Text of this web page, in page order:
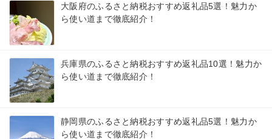
大阪府のふるさと納税おすすめ返礼品5選！魅力か
ら使い道まで徹底紹介！
兵庫県のふるさと納税おすすめ返礼品10選！魅力か
ら使い道まで徹底紹介！
静岡県のふるさと納税おすすめ返礼品5選！魅力か
ら使い道まで徹底紹介！